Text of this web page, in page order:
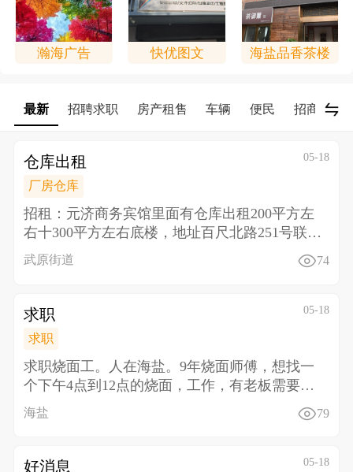
瀚海广告 快优图文 海盐品香茶楼
最新 招聘求职 房产租售 车辆 便民 招商/合作
仓库出租 05-18
厂房仓库
招租：元济商务宾馆里面有仓库出租200平方左
右十300平方左右底楼，地址百尺北路251号 联系
电话
武原街道 74
求职 05-18
求职
求职烧面工。人在海盐。9年烧面师傅，想找一
个下午4点到12点的烧面，工作，有老板需要
的，请联系，18
海盐 79
好消息 05-18